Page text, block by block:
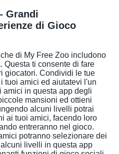
Grandi
di Gioco
di My Free Zoo includono
Questa ti consente di fare
giocatori. Condividi le tue
tuoi amici ed aiutatevi l'un
amici in questa app degli
mansioni ed ottieni
alcuni livelli potrai
ai tuoi amici, facendo loro
entreranno nel gioco.
potranno selezionare dei
livelli in questa app